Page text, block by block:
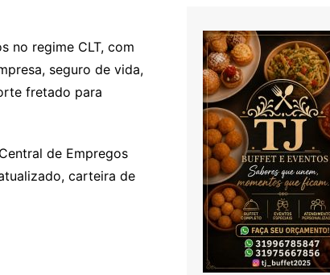
no regime CLT, com
seguro de vida,
fretado para
de Empregos
carteira de